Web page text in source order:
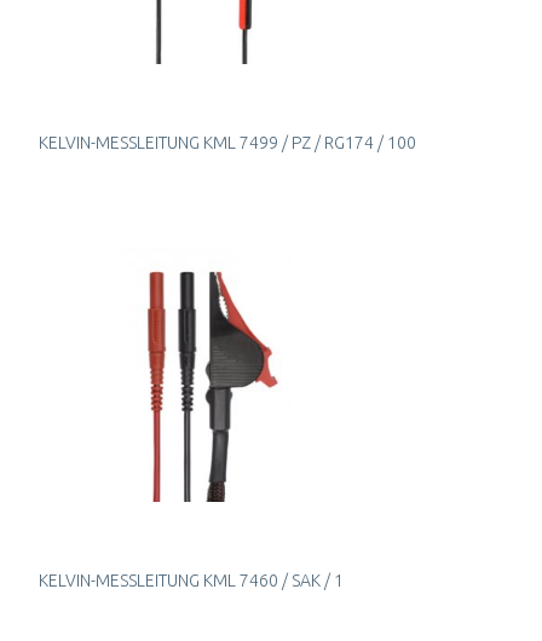
KELVIN-MESSLEITUNG KML 7499 / PZ / RG174 / 100
KELVIN-MESSLEITUNG KML 7460 / SAK / 1